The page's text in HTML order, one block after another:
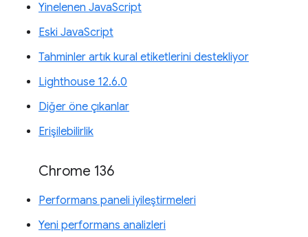
Yinelenen JavaScript
Eski JavaScript
Tahminler artık kural etiketlerini destekliyor
Lighthouse 12.6.0
Diğer öne çıkanlar
Erişilebilirlik
Chrome 136
Performans paneli iyileştirmeleri
Yeni performans analizleri